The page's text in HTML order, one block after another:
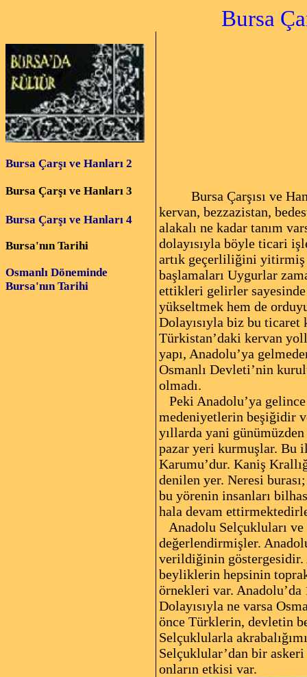
Bursa Çarşı
Bursa Çarşı ve Hanları 2
Bursa Çarşı ve Hanları 3
Bursa Çarşı ve Hanları 4
Bursa'nın Tarihi
Osmanlı Döneminde
Bursa'nın Tarihi
Bursa Çarşısı ve
kervan, bezzazistan,
alakalı ne kadar tanım
dolayısıyla böyle ticari
artık geçerliliğini yitirmiş
başlamaları Uygurlar
ettikleri gelirler sayesinde
yükseltmek hem de
Dolayısıyla biz bu ticaret
Türkistan’daki kervan
yapı, Anadolu’ya
Osmanlı Devleti’nin
olmadı.
Peki Anadolu’ya
medeniyetlerin beşiğidir
yıllarda yani
pazar yeri kurmuşlar. Bu
Karumu’dur. Kaniş
denilen yer. Neresi
bu yörenin insanları
hala devam
Anadolu Selçukluları
değerlendirmişler.
verildiğinin göstergesidir.
beyliklerin hepsinin
örnekleri var. Anadolu’da
Dolayısıyla ne varsa
önce Türklerin, devletin
Selçuklularla
Selçuklular’dan bir askeri
onların etkisi var.